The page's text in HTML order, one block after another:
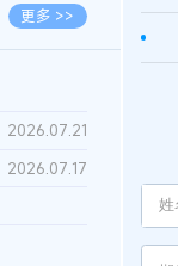
更多 >>
2026.07.28
2026.07.21
2026.07.17